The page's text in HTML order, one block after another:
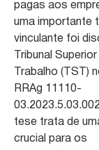
pagas aos
uma importante
vinculante foi
Tribunal
Trabalho (TST)
RRAg 11110-
tese trata de
crucial para os